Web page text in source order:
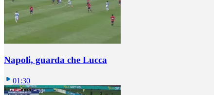
Napoli, guarda che Lucca
01:30